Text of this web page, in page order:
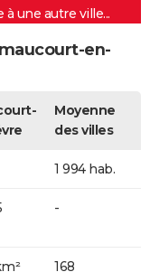
une autre ville...
en-
Moyenne
des villes
1 994 hab.
-
168